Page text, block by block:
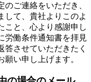
ご連絡をいただき、
して、貴社よりこのよ
こと、心より感謝申し
労働条件通知書を拝見
答させていただきたく
い申し上げます。